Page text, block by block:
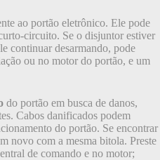
ao portão eletrônico. Ele pode
circuito. Se o disjuntor estiver
continuar desarmando, pode
ou no motor do portão, e um
do portão em busca de danos,
Cabos danificados podem
do portão. Se encontrar
novo com a mesma bitola. Preste
de comando e no motor;